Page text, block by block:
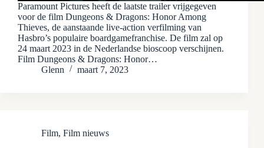
Paramount Pictures heeft de laatste trailer vrijgegeven
voor de film Dungeons & Dragons: Honor Among
Thieves, de aanstaande live-action verfilming van
Hasbro’s populaire boardgamefranchise. De film zal op
24 maart 2023 in de Nederlandse bioscoop verschijnen.
Film Dungeons & Dragons: Honor…
Glenn
maart 7, 2023
Film, Film nieuws